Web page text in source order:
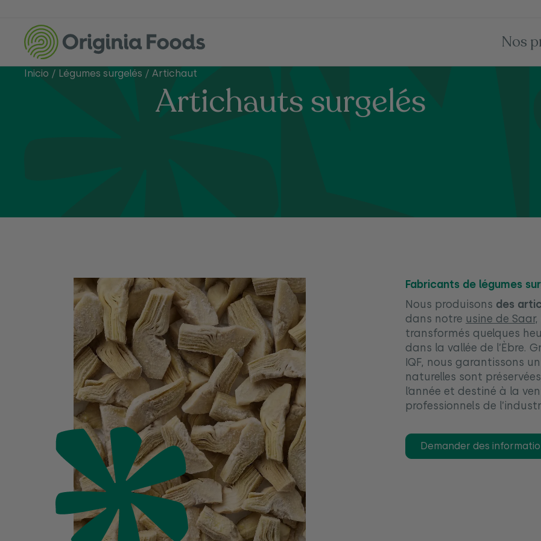
Nos
Inicio / Légumes surgelés / Artichaut
Artichauts surgelés
Fabricants de légumes
Nous produisons des
dans notre usine de Saar,
transformés quelques
dans la vallée de l’Èbre.
IQF, nous garantissons
naturelles sont
l’année et destiné à la
professionnels de
Demander des